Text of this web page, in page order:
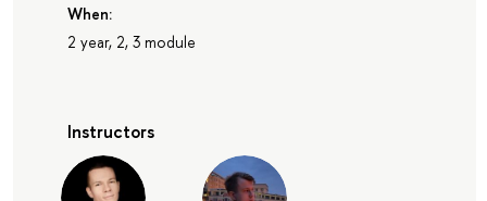
When:
2 year, 2, 3 module
Instructors